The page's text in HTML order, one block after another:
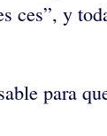
ces”, y
para